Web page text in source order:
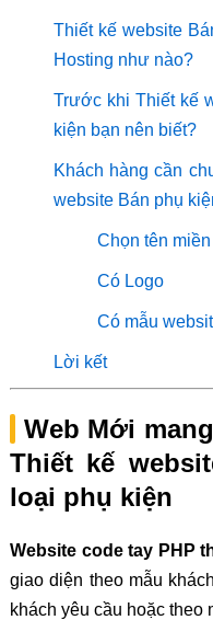
Thiết kế website
Hosting như nào?
Trước khi Thiết kế
kiện bạn nên biết?
Khách hàng cần
website Bán phụ
Chọn tên miền
Có Logo
Có mẫu
Lời kết
Web Mới
Thiết kế
loại phụ kiện
Website code tay PHP
giao diện theo mẫu
khách yêu cầu hoặc theo